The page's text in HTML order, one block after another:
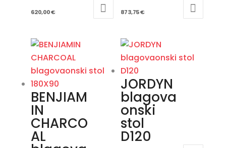
620,00€ 873,75€
BENJIAM
IN
CHARCO
AL
JORDYN
blagova
onski
stol
D120